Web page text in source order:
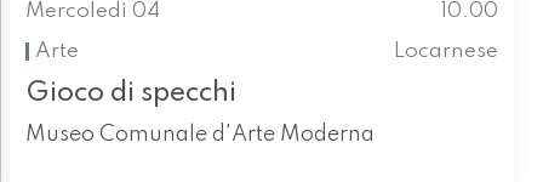
Mercoledì 04
10.00
Arte
Locarnese
Gioco di specchi
Museo Comunale d'Arte Moderna